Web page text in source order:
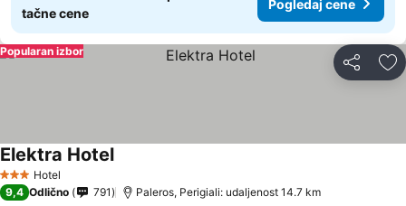
tačne cene
Pogledaj cene
Deli
Popularan izbor
3 Zvezdice
Hotel
Elektra Hotel
9,4 Odlično 791 Paleros, Perigiali: udaljenost 14.7 km